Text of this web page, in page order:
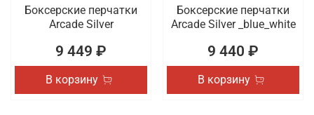
Боксерские перчатки
Arcade Silver
9 449 ₽
В корзину
Боксерские перчатки
Arcade Silver _blue_white
9 440 ₽
В корзину